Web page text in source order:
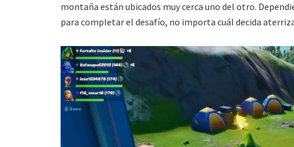
montaña están ubicados muy cerca uno del otro.
para completar el desafío, no importa cuál decida